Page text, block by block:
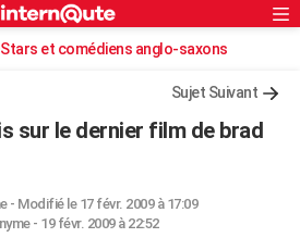
Rechercher
S'inscrire
Connexion
Stars et comédiens anglo-saxons
Sujet Suivant
sur le dernier film de brad
- Modifié le 17 févr. 2009 à 17:09
- 19 févr. 2009 à 22:52